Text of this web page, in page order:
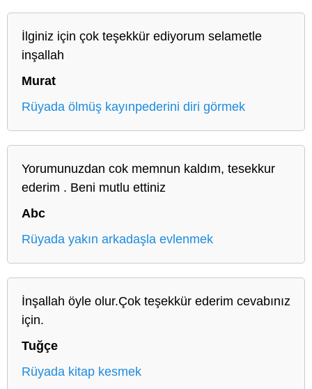
İlginiz için çok teşekkür ediyorum selametle
inşallah
Murat
Rüyada ölmüş kayınpederini diri görmek
Yorumunuzdan cok memnun kaldım, tesekkur
ederim . Beni mutlu ettiniz
Abc
Rüyada yakın arkadaşla evlenmek
İnşallah öyle olur.Çok teşekkür ederim cevabınız
için.
Tuğçe
Rüyada kitap kesmek